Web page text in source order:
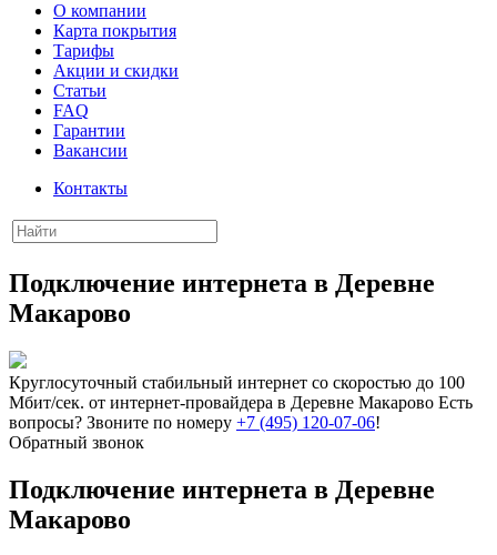
О компании
Карта покрытия
Тарифы
Акции и скидки
Статьи
FAQ
Гарантии
Вакансии
Контакты
Подключение интернета в Деревне
Макарово
Круглосуточный стабильный интернет со скоростью до 100
Мбит/сек. от интернет-провайдера в Деревне Макарово Есть
вопросы? Звоните по номеру +7 (495) 120-07-06!
Обратный звонок
Подключение интернета в Деревне
Макарово